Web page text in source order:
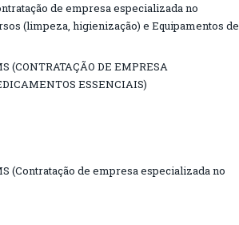
de empresa especializada no
(limpeza, higienização) e Equipamentos de
(CONTRATAÇÃO DE EMPRESA
ESSENCIAIS)
(Contratação de empresa especializada no